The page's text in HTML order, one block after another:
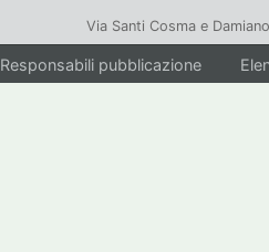
Via Santi Cosma e
Responsabili pubblicazione